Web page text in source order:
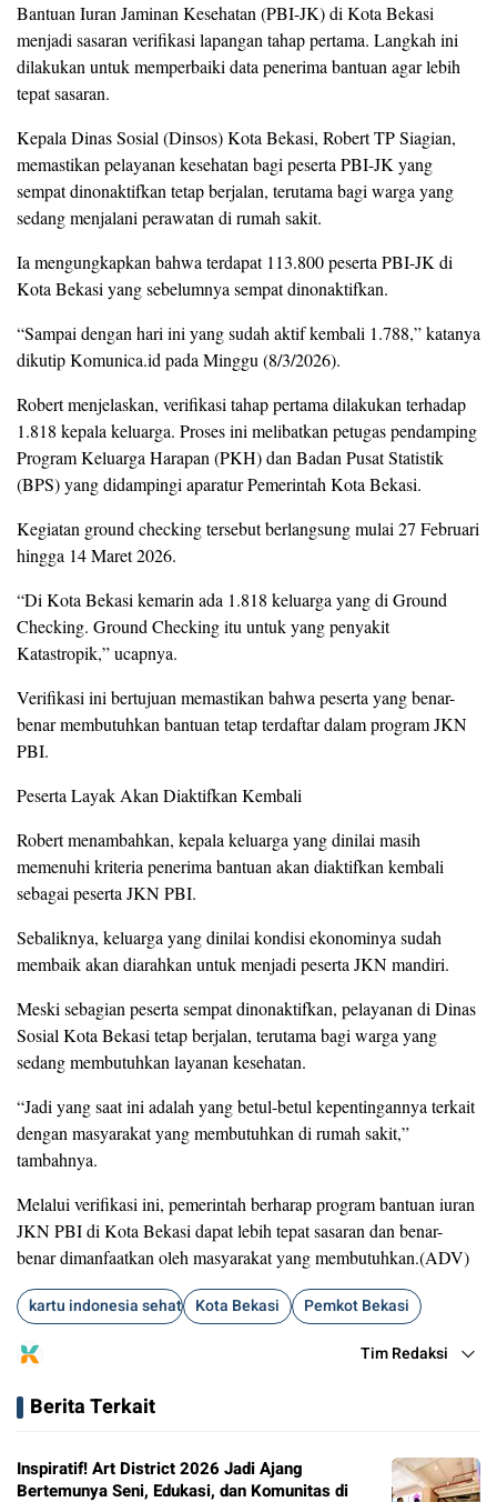
Bantuan Iuran Jaminan Kesehatan (PBI-JK) di Kota Bekasi
menjadi sasaran verifikasi lapangan tahap pertama. Langkah ini
dilakukan untuk memperbaiki data penerima bantuan agar lebih
tepat sasaran.
Kepala Dinas Sosial (Dinsos) Kota Bekasi, Robert TP Siagian,
memastikan pelayanan kesehatan bagi peserta PBI-JK yang
sempat dinonaktifkan tetap berjalan, terutama bagi warga yang
sedang menjalani perawatan di rumah sakit.
Ia mengungkapkan bahwa terdapat 113.800 peserta PBI-JK di
Kota Bekasi yang sebelumnya sempat dinonaktifkan.
“Sampai dengan hari ini yang sudah aktif kembali 1.788,” katanya
dikutip Komunica.id pada Minggu (8/3/2026).
Robert menjelaskan, verifikasi tahap pertama dilakukan terhadap
1.818 kepala keluarga. Proses ini melibatkan petugas pendamping
Program Keluarga Harapan (PKH) dan Badan Pusat Statistik
(BPS) yang didampingi aparatur Pemerintah Kota Bekasi.
Kegiatan ground checking tersebut berlangsung mulai 27 Februari
hingga 14 Maret 2026.
“Di Kota Bekasi kemarin ada 1.818 keluarga yang di Ground
Checking. Ground Checking itu untuk yang penyakit
Katastropik,” ucapnya.
Verifikasi ini bertujuan memastikan bahwa peserta yang benar-
benar membutuhkan bantuan tetap terdaftar dalam program JKN
PBI.
Peserta Layak Akan Diaktifkan Kembali
Robert menambahkan, kepala keluarga yang dinilai masih
memenuhi kriteria penerima bantuan akan diaktifkan kembali
sebagai peserta JKN PBI.
Sebaliknya, keluarga yang dinilai kondisi ekonominya sudah
membaik akan diarahkan untuk menjadi peserta JKN mandiri.
Meski sebagian peserta sempat dinonaktifkan, pelayanan di Dinas
Sosial Kota Bekasi tetap berjalan, terutama bagi warga yang
sedang membutuhkan layanan kesehatan.
“Jadi yang saat ini adalah yang betul-betul kepentingannya terkait
dengan masyarakat yang membutuhkan di rumah sakit,”
tambahnya.
Melalui verifikasi ini, pemerintah berharap program bantuan iuran
JKN PBI di Kota Bekasi dapat lebih tepat sasaran dan benar-
benar dimanfaatkan oleh masyarakat yang membutuhkan.(ADV)
kartu indonesia sehat Kota Bekasi Pemkot Bekasi
Tim Redaksi
Berita Terkait
Inspiratif! Art District 2026 Jadi Ajang
Bertemunya Seni, Edukasi, dan Komunitas di